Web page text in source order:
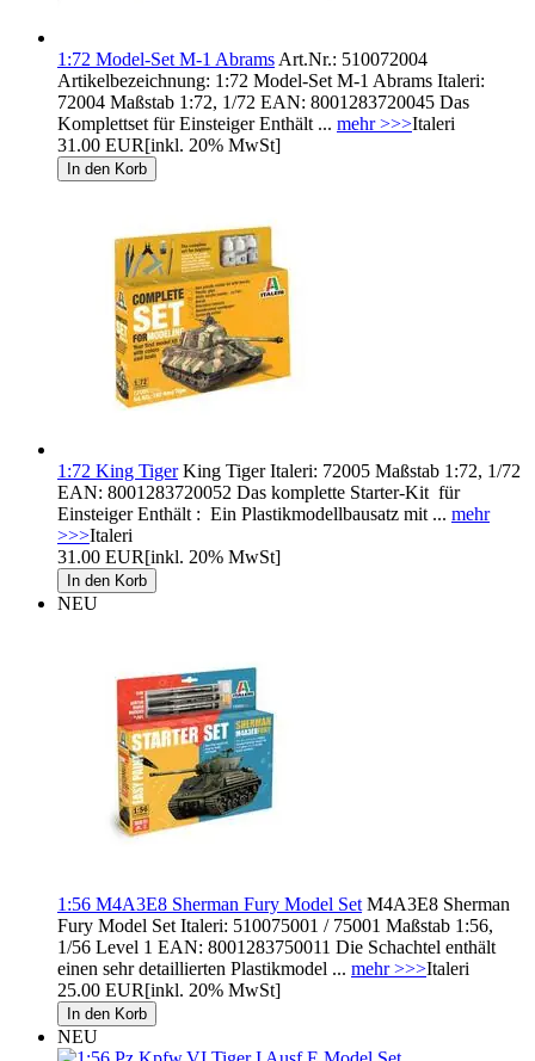
1:72 Model-Set M-1 Abrams Art.Nr.: 510072004
Artikelbezeichnung: 1:72 Model-Set M-1 Abrams Italeri:
72004 Maßstab 1:72, 1/72 EAN: 8001283720045 Das
Komplettset für Einsteiger Enthält ... mehr >>>Italeri
31.00 EUR[inkl. 20% MwSt]
1:72 King TigerKing Tiger Italeri: 72005 Maßstab 1:72, 1/72
EAN: 8001283720052 Das komplette Starter-Kit für
Einsteiger Enthält : Ein Plastikmodellbausatz mit ... mehr
>>>Italeri
31.00 EUR[inkl. 20% MwSt]
NEU
1:56 M4A3E8 Sherman Fury Model Set M4A3E8 Sherman
Fury Model Set Italeri: 510075001 / 75001 Maßstab 1:56,
1/56 Level 1 EAN: 8001283750011 Die Schachtel enthält
einen sehr detaillierten Plastikmodel ... mehr >>>Italeri
25.00 EUR[inkl. 20% MwSt]
NEU